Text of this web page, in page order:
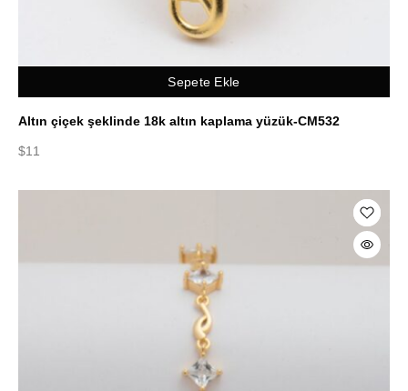
Sepete Ekle
Altın çiçek şeklinde 18k altın kaplama yüzük-CM532
$11